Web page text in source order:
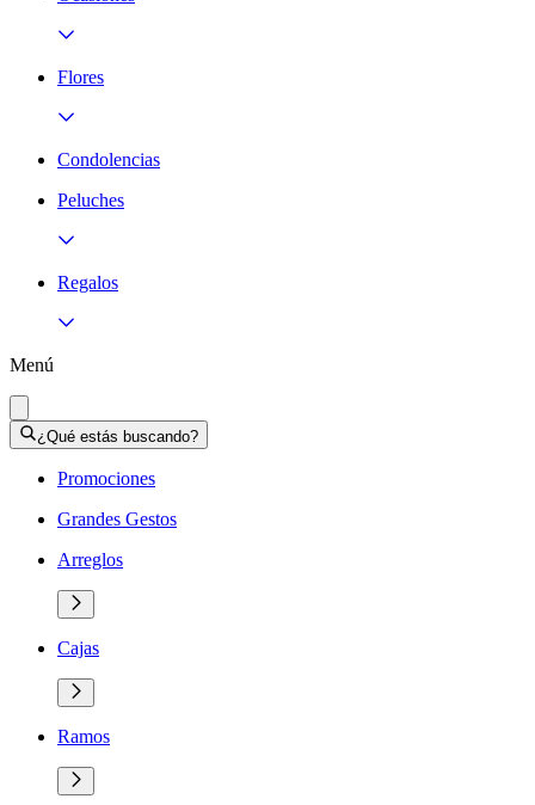
Flores
Condolencias
Peluches
Regalos
Menú
¿Qué estás buscando?
Promociones
Grandes Gestos
Arreglos
Cajas
Ramos